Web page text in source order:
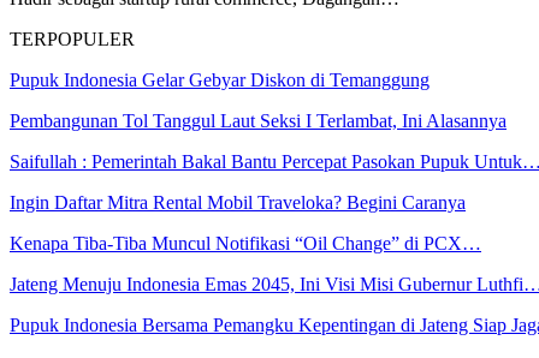
TERPOPULER
Pupuk Indonesia Gelar Gebyar Diskon di Temanggung
Pembangunan Tol Tanggul Laut Seksi I Terlambat, Ini Alasannya
Saifullah : Pemerintah Bakal Bantu Percepat Pasokan Pupuk Untuk…
Ingin Daftar Mitra Rental Mobil Traveloka? Begini Caranya
Kenapa Tiba-Tiba Muncul Notifikasi “Oil Change” di PCX…
Jateng Menuju Indonesia Emas 2045, Ini Visi Misi Gubernur
Pupuk Indonesia Bersama Pemangku Kepentingan di Jateng Siap